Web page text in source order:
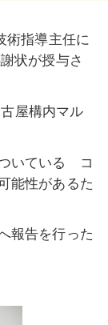
指導主任に
状が授与さ
屋構内マル
いている コ
能性があるた
報告を行った